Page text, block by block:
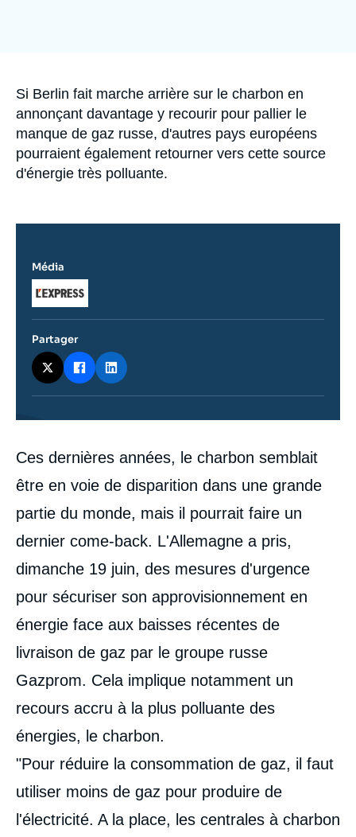
Accroche
Si Berlin fait marche arrière sur le charbon en
annonçant davantage y recourir pour pallier le
manque de gaz russe, d'autres pays européens
pourraient également retourner vers cette source
d'énergie très polluante.
Contenu
intervention
médiatique
Ces dernières années, le charbon semblait
être en voie de disparition dans une grande
partie du monde, mais il pourrait faire un
dernier come-back. L'Allemagne a pris,
dimanche 19 juin, des mesures d'urgence
pour sécuriser son approvisionnement en
énergie face aux baisses récentes de
livraison de gaz par le groupe russe
Gazprom. Cela implique notamment un
recours accru à la plus polluante des
énergies, le charbon.
"Pour réduire la consommation de gaz, il faut
utiliser moins de gaz pour produire de
l'électricité. A la place, les centrales à charbon
Média
Partager